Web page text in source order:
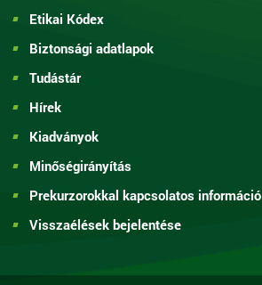
Etikai Kódex
Biztonsági adatlapok
Tudástár
Hírek
Kiadványok
Minőségirányítás
Prekurzorokkal kapcsolatos információ
Visszaélések bejelentése